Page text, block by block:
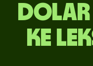
dolar
ke